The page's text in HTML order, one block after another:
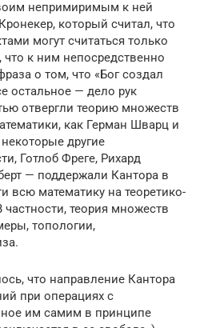
непримиримым к ней
который считал, что
могут считаться только
что к ним непосредственно
о том, что «Бог создал
остальное — дело рук
отвергли теорию множеств
как Герман Шварц и
другие
Готлоб Фреге, Рихард
— поддержали Кантора в
всю математику на теоретико-
теория множеств
топологии,
что направление Кантора
при операциях с
им самим в принципе